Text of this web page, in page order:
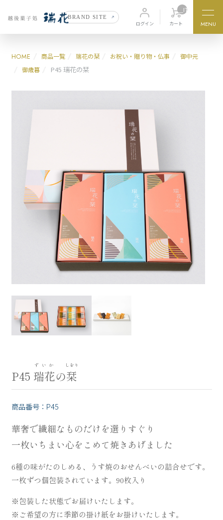
BRAND SITE
ログイン カート
__ITM_CNT__
MENU
価格から探す
〜1000円 1,000円〜2,000円
味七咲
ajinanasaki
瑞花の栞
zuikanoshiori
季の香
kinoka
米百俵
komehyappyo
お配り用プチギフト
季節限定
seasonal
手土産・おもたせ
お祝い・贈り物・仏事
HOME 商品一覧 瑞花の栞 お祝い・贈り物・仏事
御中元
御歳暮
P45 瑞花の栞
P45 瑞花
ずいか
の栞
しをり
商品番号：P45
華奢で繊細なものだけを選りすぐり
一枚いちまい心をこめて焼きあげました
6種の味がたのしめる、うす焼のおせんべいの詰合せです。
一枚ずつ個包装されています。90枚入り
※包装した状態でお届けいたします。
※ご希望の方に季節の掛け紙をお掛けいたします。